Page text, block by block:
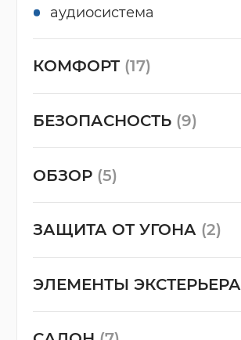
аудиосистема
КОМФОРТ (17)
БЕЗОПАСНОСТЬ (9)
ОБЗОР (5)
ЗАЩИТА ОТ УГОНА (2)
ЭЛЕМЕНТЫ ЭКСТЕРЬЕРА